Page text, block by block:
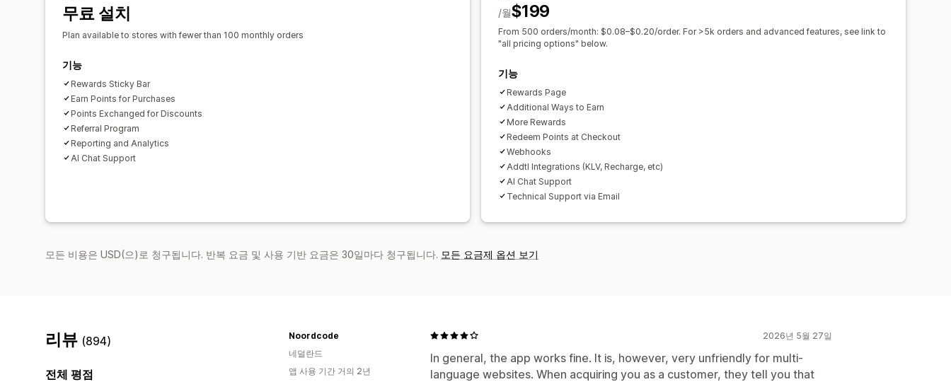
무료 설치
Plan available to stores with fewer than 100 monthly orders
기능
Rewards Sticky Bar
Earn Points for Purchases
Points Exchanged for Discounts
Referral Program
Reporting and Analytics
AI Chat Support
$199
/월
From 500 orders/month: $0.08–$0.20/order. For >5k orders and advanced features, see link to
"all pricing options" below.
기능
Rewards Page
Additional Ways to Earn
More Rewards
Redeem Points at Checkout
Webhooks
Addtl Integrations (KLV, Recharge, etc)
AI Chat Support
Technical Support via Email
모든 비용은 USD(으)로 청구됩니다. 반복 요금 및 사용 기반 요금은 30일마다 청구됩니다. 모든 요금제 옵션 보기
리뷰 (894)
전체 평점
2026년 5월 27일
In general, the app works fine. It is, however, very unfriendly for multi-
language websites. When acquiring you as a customer, they tell you that
Noordcode
네덜란드
앱 사용 기간 거의 2년